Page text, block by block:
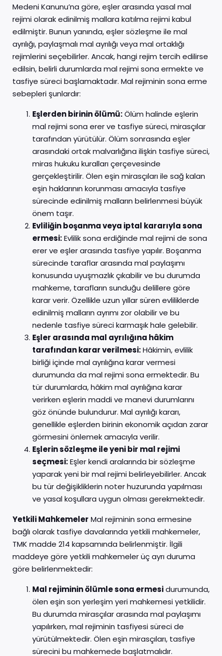
Medeni Kanunu’na göre, eşler arasında yasal mal
rejimi olarak edinilmiş mallara katılma rejimi kabul
edilmiştir. Bunun yanında, eşler sözleşme ile mal
ayrılığı, paylaşmalı mal ayrılığı veya mal ortaklığı
rejimlerini seçebilirler. Ancak, hangi rejim tercih edilirse
edilsin, belirli durumlarda mal rejimi sona ermekte ve
tasfiye süreci başlamaktadır. Mal rejiminin sona erme
sebepleri şunlardır:
Eşlerden birinin ölümü:Ölüm halinde eşlerin
mal rejimi sona erer ve tasfiye süreci, mirasçılar
tarafından yürütülür. Ölüm sonrasında eşler
arasındaki ortak malvarlığına ilişkin tasfiye süreci,
miras hukuku kuralları çerçevesinde
gerçekleştirilir. Ölen eşin mirasçıları ile sağ kalan
eşin haklarının korunması amacıyla tasfiye
sürecinde edinilmiş malların belirlenmesi büyük
önem taşır.
Evliliğin boşanma veya iptal kararıyla sona
ermesi:Evlilik sona erdiğinde mal rejimi de sona
erer ve eşler arasında tasfiye yapılır. Boşanma
sürecinde taraflar arasında mal paylaşımı
konusunda uyuşmazlık çıkabilir ve bu durumda
mahkeme, tarafların sunduğu delillere göre
karar verir. Özellikle uzun yıllar süren evliliklerde
edinilmiş malların ayrımı zor olabilir ve bu
nedenle tasfiye süreci karmaşık hale gelebilir.
Eşler arasında mal ayrılığına hâkim
tarafından karar verilmesi:Hâkimin, evlilik
birliği içinde mal ayrılığına karar vermesi
durumunda da mal rejimi sona ermektedir. Bu
tür durumlarda, hâkim mal ayrılığına karar
verirken eşlerin maddi ve manevi durumlarını
göz önünde bulundurur. Mal ayrılığı kararı,
genellikle eşlerden birinin ekonomik açıdan zarar
görmesini önlemek amacıyla verilir.
Eşlerin sözleşme ile yeni bir mal rejimi
seçmesi:Eşler kendi aralarında bir sözleşme
yaparak yeni bir mal rejimi belirleyebilirler. Ancak
bu tür değişikliklerin noter huzurunda yapılması
ve yasal koşullara uygun olması gerekmektedir.
Yetkili Mahkemeler Mal rejiminin sona ermesine
bağlı olarak tasfiye davalarında yetkili mahkemeler,
TMK madde 214 kapsamında belirlenmiştir. İlgili
maddeye göre yetkili mahkemeler üç ayrı duruma
göre belirlenmektedir:
Mal rejiminin ölümle sona ermesidurumunda,
ölen eşin son yerleşim yeri mahkemesi yetkilidir.
Bu durumda mirasçılar arasında mal paylaşımı
yapılırken, mal rejiminin tasfiyesi süreci de
yürütülmektedir. Ölen eşin mirasçıları, tasfiye
sürecini bu mahkemede başlatmalıdır.